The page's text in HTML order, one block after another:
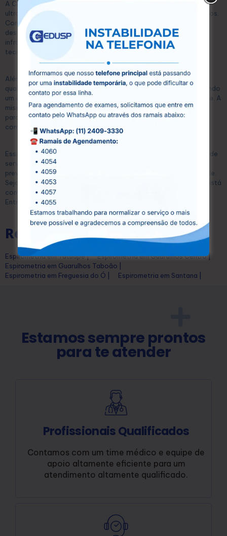
A CEDUSP é um centro especializado em exames diagnósticos,
ultrassonografias e exames laboratoriais, localizado em Guarulhos.
Com mais de 15 anos de atuação no mercado, a CEDUSP se
destaca pela excelência em seus serviços, oferecendo uma
infraestrutura moderna e equipada com as mais avançadas
tecnologias.
Além disso, conta com uma equipe de profissionais altamente
qualificados, que atuam com compromisso e dedicação, garantindo
um atendimento humanizado e personalizado para cada paciente. A
missão da CEDUSP é proporcionar acesso à saúde de qualidade
para toda a comunidade, oferecendo preços acessíveis sem
comprometer a eficiência e a precisão dos exames.
Esse equilíbrio permite que qualquer pessoa possa se beneficiar de
serviços diagnósticos de alta qualidade, essenciais para a
prevenção e o tratamento eficaz de diversas condições de saúde.
Seja para exames laboratoriais ou ultrassonografias, a CEDUSP está
comprometida com a saúde e o bem-estar dos seus pacientes.
Entre em contato conosco hoje mesmo e agende seu exame!
Regiões:
Espirometria em Tatuapé |
Espirometria em Guarulhos Centro |
Espirometria em Guarulhos Taboão |
Espirometria em Freguesia do Ó |
Espirometria em Santana |
Estamos sempre prontos
para te atender
Profissionais Qualificados
Contamos com um time médico e equipe de
apoio altamente eficiente para um
atendimento altamente qualificado.